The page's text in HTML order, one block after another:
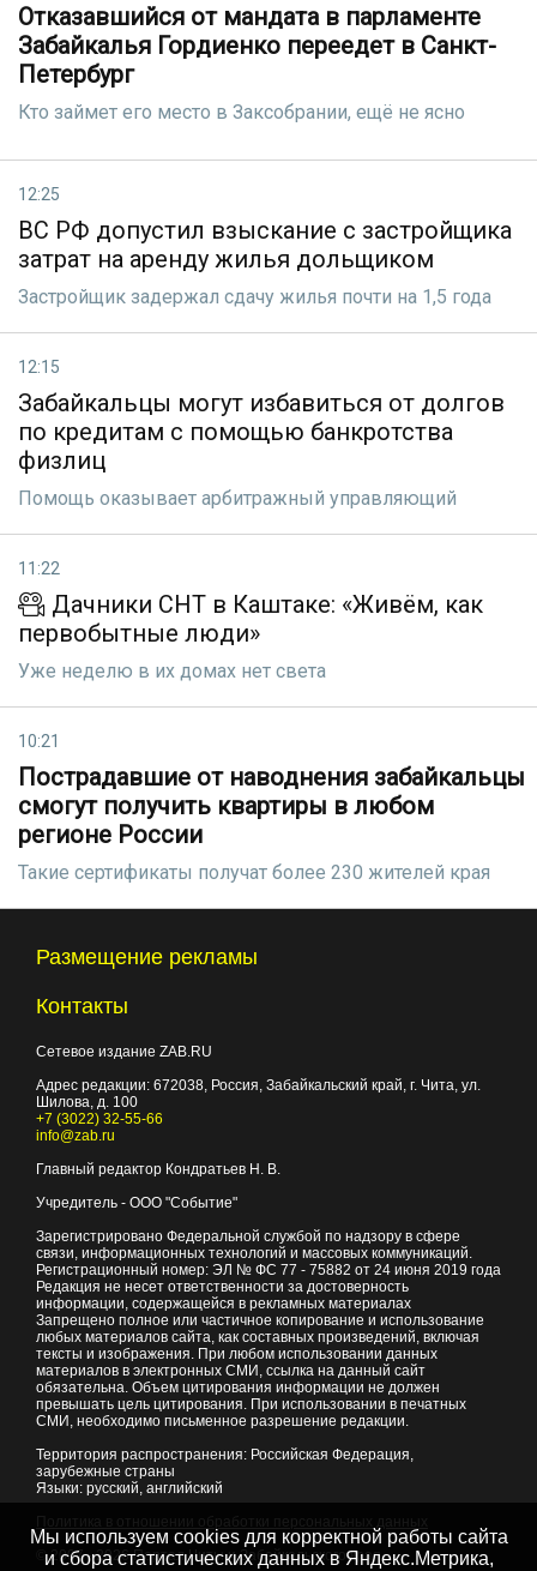
Отказавшийся от мандата в парламенте
Забайкалья Гордиенко переедет в Санкт-
Петербург
Кто займет его место в Заксобрании, ещё не ясно
12:25
ВС РФ допустил взыскание с застройщика
затрат на аренду жилья дольщиком
Застройщик задержал сдачу жилья почти на 1,5 года
12:15
Забайкальцы могут избавиться от долгов
по кредитам с помощью банкротства
физлиц
Помощь оказывает арбитражный управляющий
11:22
Дачники СНТ в Каштаке: «Живём, как
первобытные люди»
Уже неделю в их домах нет света
10:21
Пострадавшие от наводнения забайкальцы
смогут получить квартиры в любом
регионе России
Такие сертификаты получат более 230 жителей края
Размещение рекламы
Контакты
Сетевое издание ZAB.RU
Адрес редакции: 672038, Россия, Забайкальский край, г. Чита, ул.
Шилова, д. 100
+7 (3022) 32-55-66
info@zab.ru
Главный редактор Кондратьев Н. В.
Учредитель - ООО "Событие"
Зарегистрировано Федеральной службой по надзору в сфере
связи, информационных технологий и массовых коммуникаций.
Регистрационный номер: ЭЛ № ФС 77 - 75882 от 24 июня 2019 года
Редакция не несет ответственности за достоверность
информации, содержащейся в рекламных материалах
Запрещено полное или частичное копирование и использование
любых материалов сайта, как составных произведений, включая
тексты и изображения. При любом использовании данных
материалов в электронных СМИ, ссылка на данный сайт
обязательна. Объем цитирования информации не должен
превышать цель цитирования. При использовании в печатных
СМИ, необходимо письменное разрешение редакции.
Территория распространения: Российская Федерация,
зарубежные страны
Языки: русский, английский
© 2007 - 2026Портал Читы и Забайкальского края
Мы используем cookies для корректной работы сайта
и сбора статистических данных в Яндекс.Метрика,